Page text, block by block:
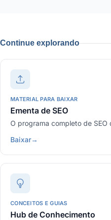
Continue explorando
MATERIAL PARA BAIXAR
Ementa de SEO
O programa completo de
Baixar→
CONCEITOS E GUIAS
Hub de Conhecimento